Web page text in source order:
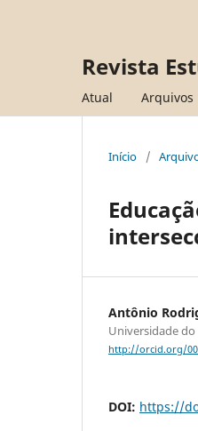
Revista
Atual Arquivos
Início /
Antônio
Universidade do
http://orcid.org/
DOI: https://